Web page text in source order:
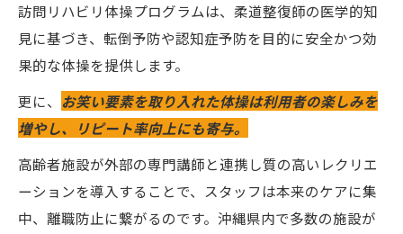
訪問リハビリ体操プログラムは、柔道整復師の医学的知
見に基づき、転倒予防や認知症予防を目的に安全かつ効
果的な体操を提供します。
更に、 お笑い要素を取り入れた体操は利用者の楽しみを
増やし、リピート率向上にも寄与。
高齢者施設が外部の専門講師と連携し質の高いレクリエ
ーションを導入することで、スタッフは本来のケアに集
中、離職防止に繋がるのです。沖縄県内で多数の施設が